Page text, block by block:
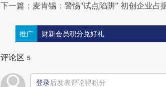
下一篇：麦肯锡：警惕“试点陷阱” 初创企业占
推广 财新会员积分兑好礼
评论区 5
登录后发表评论得积分